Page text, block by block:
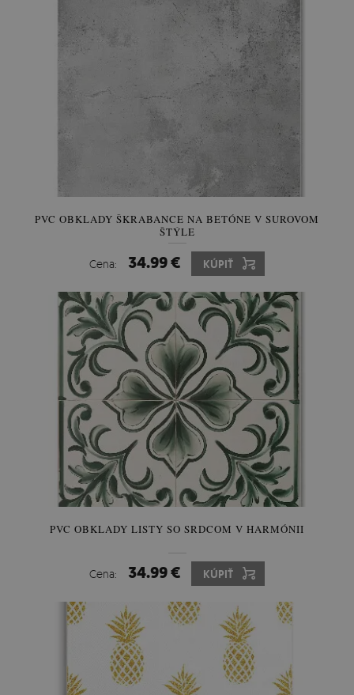
PVC OBKLADY ŠKRABANCE NA BETÓNE V SUROVOM
ŠTÝLE
Cena: 34.99 € KÚPIŤ
PVC OBKLADY LISTY SO SRDCOM V HARMÓNII
Cena: 34.99 € KÚPIŤ